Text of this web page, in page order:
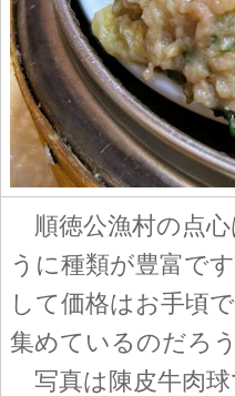
順徳公漁村の点
うに種類が豊富で
して価格はお手頃
集めているのだろ
写真は陳皮牛肉球